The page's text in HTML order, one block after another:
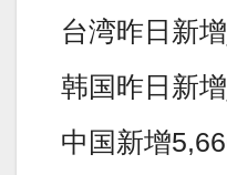
台湾昨日新
韩国昨日新
中国新增